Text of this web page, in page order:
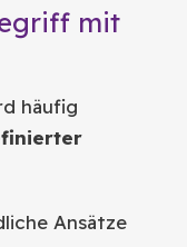
mit
häufig
Ansätze